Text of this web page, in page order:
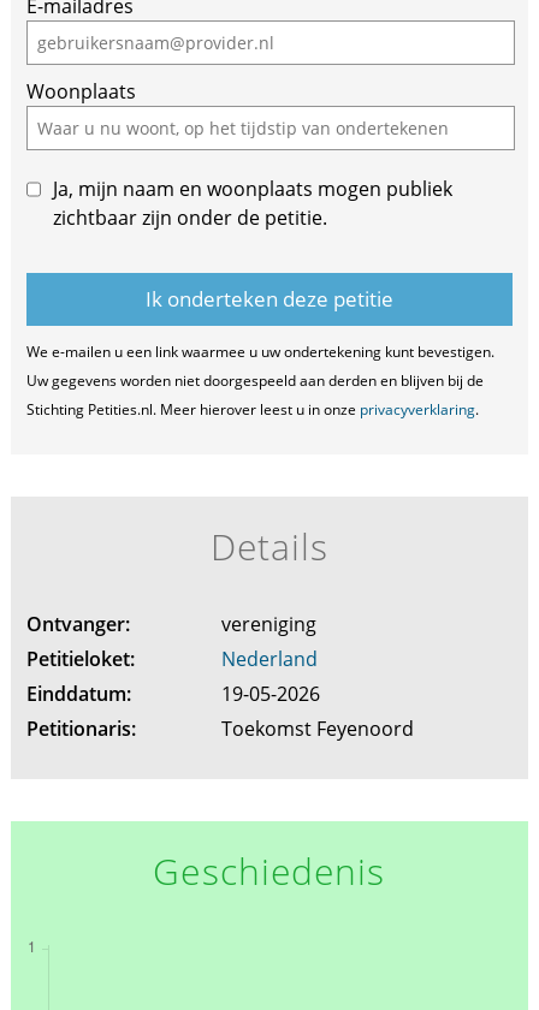
E-mailadres
Woonplaats
Ja, mijn naam en woonplaats mogen publiek
zichtbaar zijn onder de petitie.
We e-mailen u een link waarmee u uw ondertekening kunt bevestigen.
Uw gegevens worden niet doorgespeeld aan derden en blijven bij de
Stichting Petities.nl. Meer hierover leest u in onze privacyverklaring.
Details
Ontvanger:
vereniging
Petitieloket:
Nederland
Einddatum:
19-05-2026
Petitionaris:
Toekomst Feyenoord
Geschiedenis